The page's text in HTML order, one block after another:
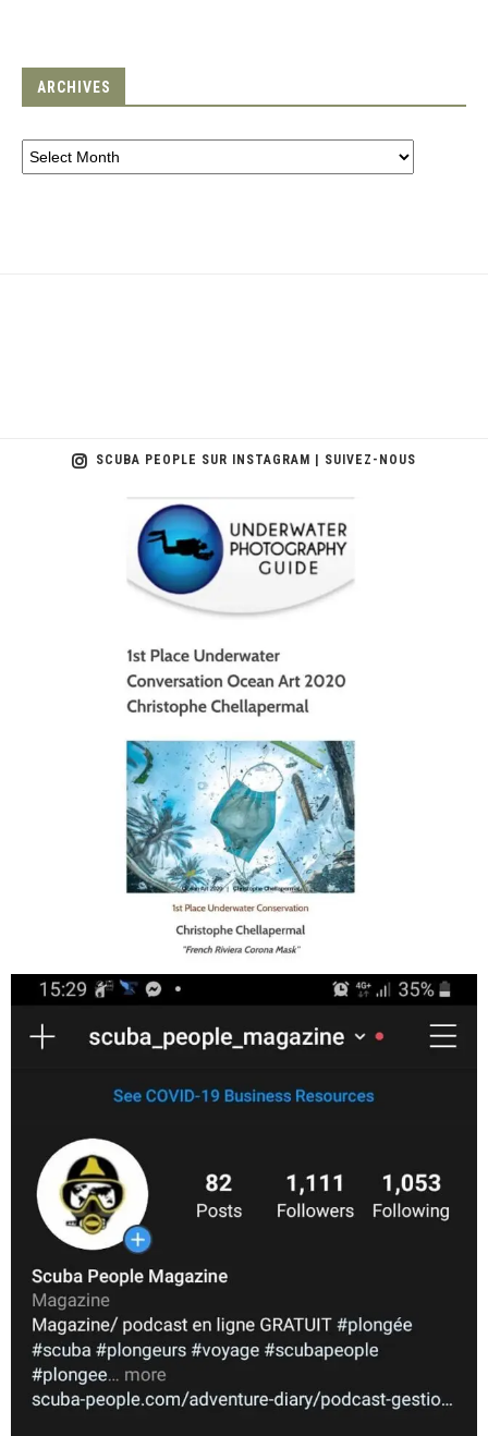
ARCHIVES
SCUBA PEOPLE SUR INSTAGRAM | SUIVEZ-NOUS
scuba_people_magazine
scuba_people_magazine
Nov 5